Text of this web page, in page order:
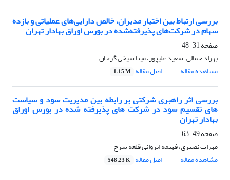
بررسی ارتباط بین اختیار مدیران، خالص دارایی‌های عملیاتی و بازده
سهام در شرکت‌های پذیرفته‌شده در بورس اوراق بهادار تهران
صفحه31-48
بهزاد جمالی، سعید علیپور، مینا شیخی گرجان
مشاهده مقاله
اصل مقاله 1.15 M
بررسی اثر راهبری شرکتی بر رابطه بین مدیریت سود و سیاست
های تقسیم سود در شرکت های پذیرفته شده در بورس اوراق
بهادار تهران
صفحه49-63
مهراب نصیری، فهیمه ایروانی قلعه سرخ
مشاهده مقاله
اصل مقاله 548.23 K